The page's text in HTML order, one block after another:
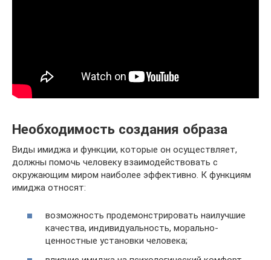
Необходимость создания образа
Виды имиджа и функции, которые он осуществляет,
должны помочь человеку взаимодействовать с
окружающим миром наиболее эффективно. К функциям
имиджа относят:
возможность продемонстрировать наилучшие
качества, индивидуальность, морально-
ценностные установки человека;